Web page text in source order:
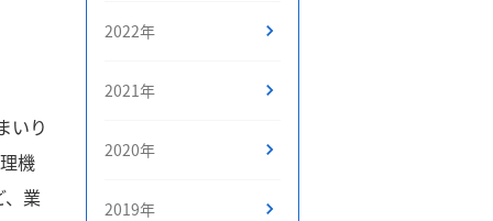
いり
機
業
2022年
2021年
2020年
2019年